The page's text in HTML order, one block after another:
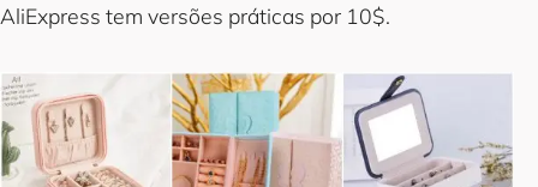
AliExpress tem versões práticas por 10$.